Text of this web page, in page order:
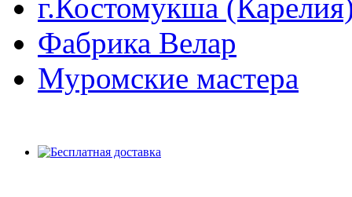
г.Костомукша
Фабрика Велар
Муромские мастера